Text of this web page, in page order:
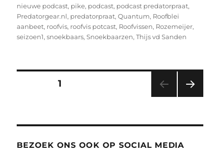
nieuwe podcast, pike, podcast, podcast predatorpraat,
Predatorgear.nl, predatorpraat,Quantum, Roofblei
aanbeet, roofvis, roofvis potcast, Roofvissen, Rozemeijer,
seizoen1,snoekbaars,Snoekbaarzen,Thijs vd Sanden
Berichten
PAGINA1
PAGI
BEZOEK ONS OOK OP SOCIAL MEDIA